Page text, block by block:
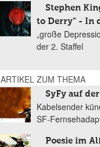
Stephen
to Derry“ - In
„große
der 2. Staffel
ARTIKEL ZUM THEMA
SyFy auf
Kabelsender
SF-
Poesie im